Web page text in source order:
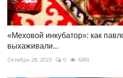
«Меховой инкубатор»: как
выхаживали...
Октябрь 28, 2023 0 6380